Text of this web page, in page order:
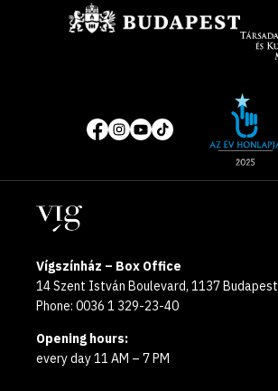
Social
media
pages
of
year
Locations
Vígszínház – Box Office
14 Szent István Boulevard, 1137 Budapest
Phone: 0036 1 329-23-40
Opening hours:
every day 11 AM – 7 PM